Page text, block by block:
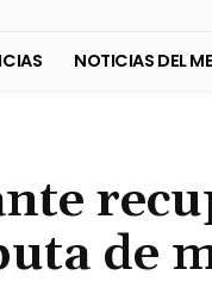
de